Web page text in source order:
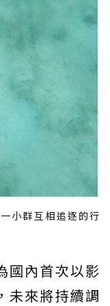
小群互相追逐的行
國內首次以影
未來將持續調